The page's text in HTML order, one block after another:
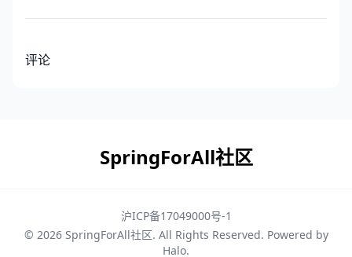
评论
SpringForAll社区
沪ICP备17049000号-1
© 2026 SpringForAll社区. All Rights Reserved. Powered by
Halo.